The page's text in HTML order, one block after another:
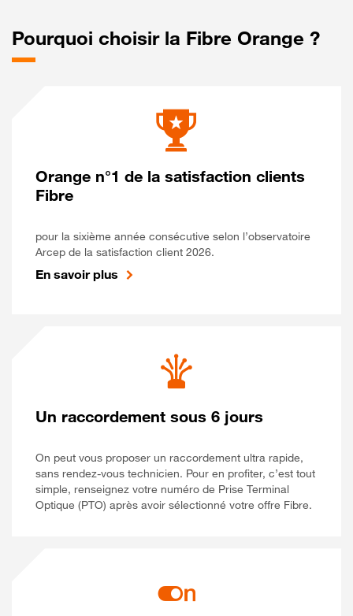
Pourquoi choisir la Fibre Orange ?
Orange n°1 de la satisfaction clients
Fibre
pour la sixième année consécutive selon l’observatoire
Arcep de la satisfaction client 2026.
En savoir plus
Un raccordement sous 6 jours
On peut vous proposer un raccordement ultra rapide,
sans rendez-vous technicien. Pour en profiter, c’est tout
simple, renseignez votre numéro de Prise Terminal
Optique (PTO) après avoir sélectionné votre offre Fibre.